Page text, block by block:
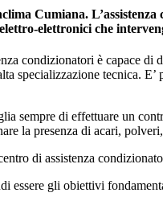
Cumiana.
elettronici che
condizionatori è capace
specializzazione tecnica.
sempre di effettuare un
la presenza di acari,
di assistenza
essere gli obiettivi